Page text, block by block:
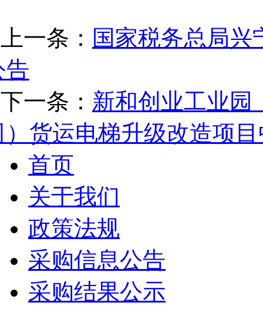
上一条： 国家税务总局兴
告
下一条： 新和创业工业园
）货运电梯升级改造项
首页
关于我们
政策法规
采购信息公告
采购结果公示